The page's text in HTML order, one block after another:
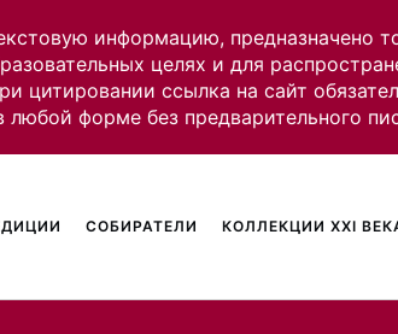
информацию, предназначено
целях и для
цитировании ссылка на сайт
форме без предварительного
СОБИРАТЕЛИ КОЛЛЕКЦИИ XXI